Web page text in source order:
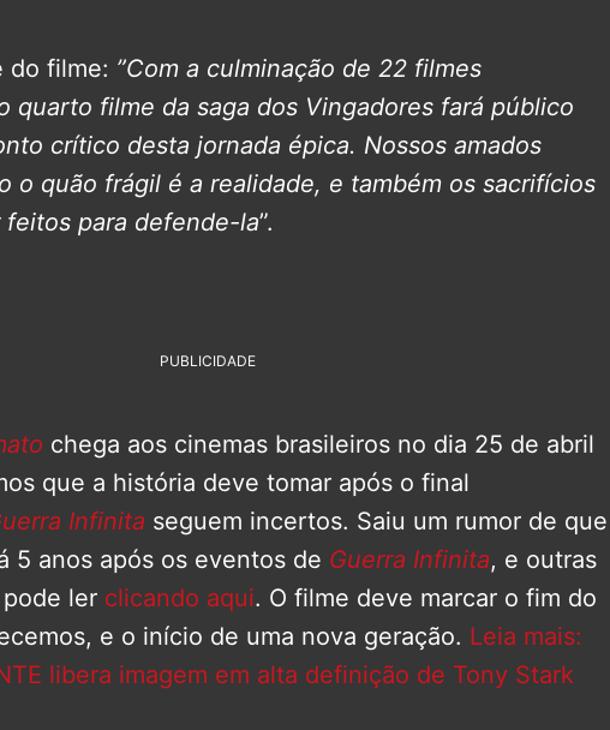
do filme: ”Com a culminação de 22 filmes
quarto filme da saga dos Vingadores fará público
crítico desta jornada épica. Nossos amados
o quão frágil é a realidade, e também os sacrifícios
feitos para defende-la”.
PUBLICIDADE
chega aos cinemas brasileiros no dia 25 de abril
que a história deve tomar após o final
Infinita seguem incertos. Saiu um rumor de que
5 anos após os eventos de Guerra Infinita, e outras
ler clicando aqui. O filme deve marcar o fim do
e o início de uma nova geração. Leia mais:
libera imagem em alta definição de Tony Stark